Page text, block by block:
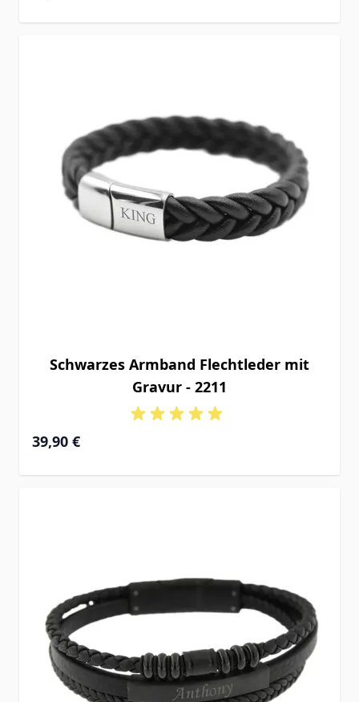
Schwarzes Armband Flechtleder mit
Gravur - 2211
39,90 €